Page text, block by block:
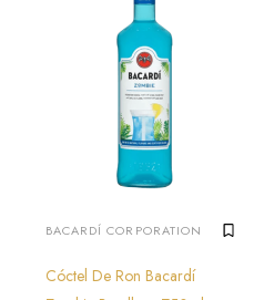
BACARDÍ CORPORATION
Cóctel De Ron Bacardí